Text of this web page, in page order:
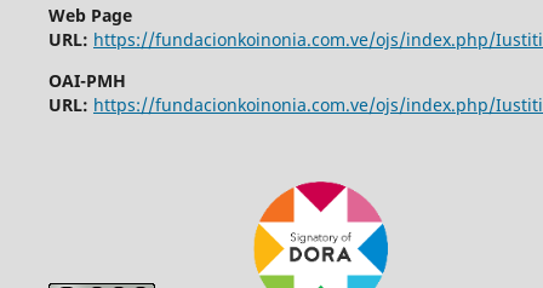
Web Page
URL: https://fundacionkoinonia.com.ve/ojs/index.php/
OAI-PMH
URL: https://fundacionkoinonia.com.ve/ojs/index.php/